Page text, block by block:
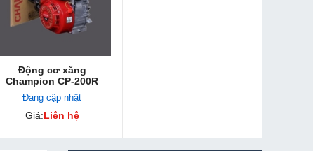
Động cơ xăng
Champion CP-200R
Đang cập nhật
Giá:Liên hệ